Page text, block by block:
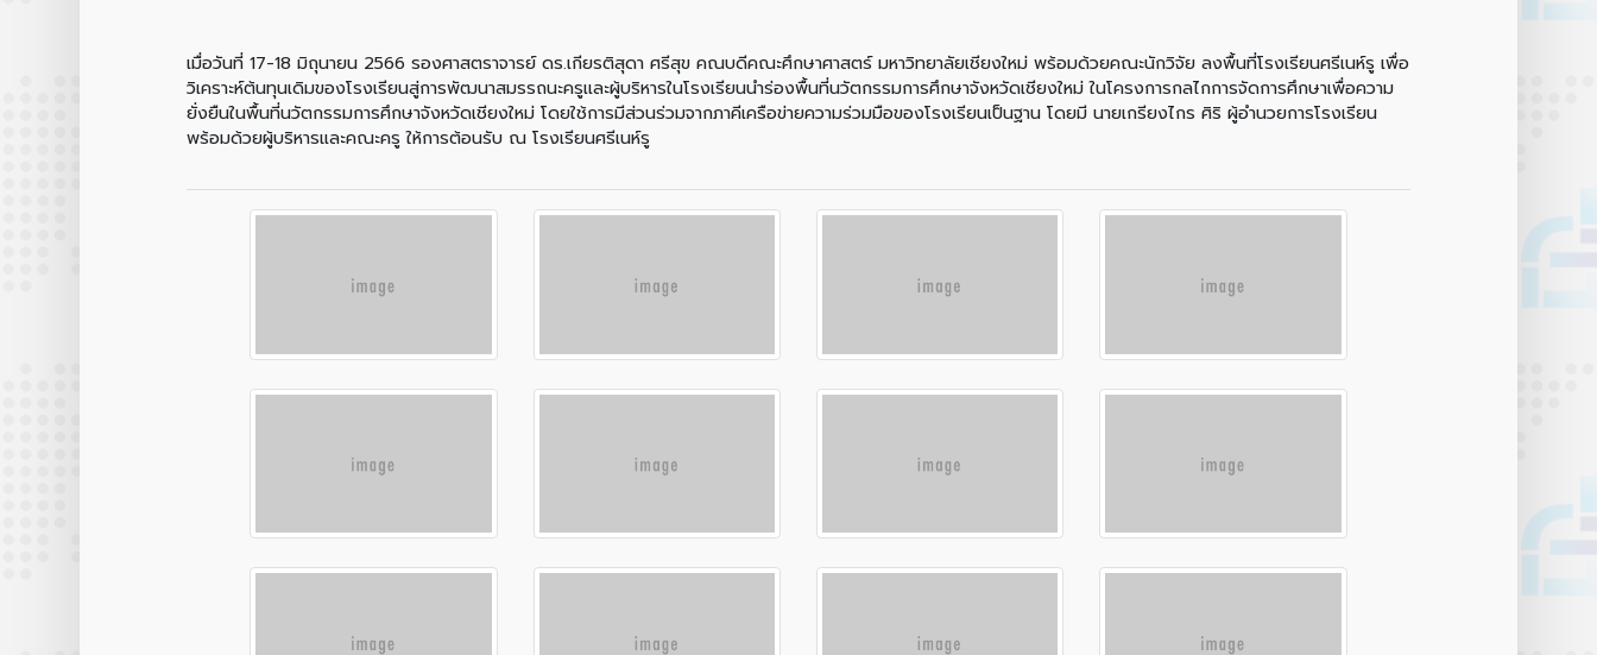
เมื่อวันที่ 17-18 มิถุนายน 2566 รองศาสตราจารย์ ดร.เกียรติสุดา ศรีสุข คณบดีคณะศึกษาศาสตร์ มหาวิทยาลัยเชียงใหม่ พร้อมด้วยคณะนักวิจัย ลงพื้นที่โรงเรียนศรีเนห์รู เพื่อ
วิเคราะห์ต้นทุนเดิมของโรงเรียนสู่การพัฒนาสมรรถนะครูเเละผู้บริหารในโรงเรียนนำร่องพื้นที่นวัตกรรมการศึกษาจังหวัดเชียงใหม่ ในโครงการกลไกการจัดการศึกษาเพื่อความ
ยั่งยืนในพื้นที่นวัตกรรมการศึกษาจังหวัดเชียงใหม่ โดยใช้การมีส่วนร่วมจากภาคีเครือข่ายความร่วมมือของโรงเรียนเป็นฐาน โดยมี นายเกรียงไกร ศิริ ผู้อำนวยการโรงเรียน
พร้อมด้วยผู้บริหารและคณะครู ให้การต้อนรับ ณ โรงเรียนศรีเนห์รู